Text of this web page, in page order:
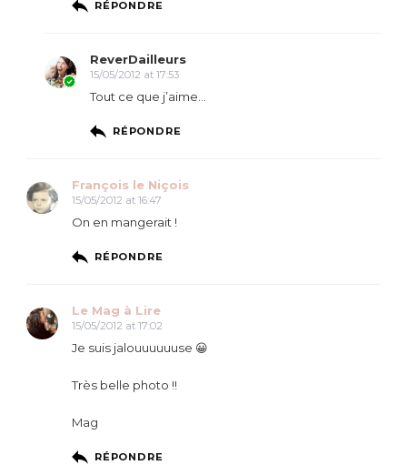
RÉPONDRE
ReverDailleurs
15/05/2012 at 17:53
Tout ce que j’aime…
RÉPONDRE
François le Niçois
15/05/2012 at 16:47
On en mangerait !
RÉPONDRE
Le Mag à Lire
15/05/2012 at 17:02
Je suis jalouuuuuuse 😀
Très belle photo !!
Mag
RÉPONDRE